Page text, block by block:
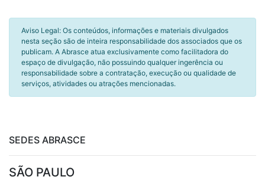
Aviso Legal: Os conteúdos, informações e materiais divulgados
nesta seção são de inteira responsabilidade dos associados que os
publicam. A Abrasce atua exclusivamente como facilitadora do
espaço de divulgação, não possuindo qualquer ingerência ou
responsabilidade sobre a contratação, execução ou qualidade de
serviços, atividades ou atrações mencionadas.
SEDES ABRASCE
SÃO PAULO